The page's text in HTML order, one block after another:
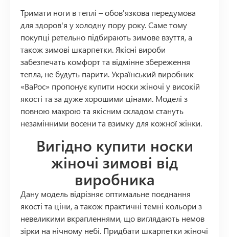
Тримати ноги в теплі – обов'язкова передумова
для здоров'я у холодну пору року. Саме тому
покупці ретельно підбирають зимове взуття, а
також зимові шкарпетки. Якісні вироби
забезпечать комфорт та відмінне збереження
тепла, не будуть парити. Український виробник
«ВаРос» пропонує купити носки жіночі у високій
якості та за дуже хорошими цінами. Моделі з
повною махрою та якісним складом стануть
незамінними восени та взимку для кожної жінки.
Вигідно купити носки
жіночі зимові від
виробника
Дану модель відрізняє оптимальне поєднання
якості та ціни, а також практичні темні кольори з
невеликими вкрапленнями, що виглядають немов
зірки на нічному небі. Придбати шкарпетки жіночі